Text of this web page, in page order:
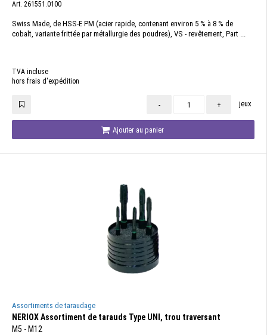
Art. 261551.0100
Swiss Made, de HSS-E PM (acier rapide, contenant environ 5 % à 8 % de
cobalt, variante frittée par métallurgie des poudres), VS - revêtement, Part ...
TVA incluse
hors frais d'expédition
- + jeux
Ajouter au panier
Assortiments de taraudage
NERIOX Assortiment de tarauds Type UNI, trou traversant
M5 - M12